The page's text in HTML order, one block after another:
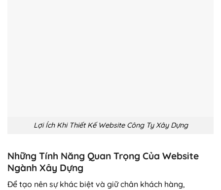
Lợi Ích Khi Thiết Kế Website Công Ty Xây Dựng
Những Tính Năng Quan Trọng Của Website
Ngành Xây Dựng
Để tạo nên sự khác biệt và giữ chân khách hàng,